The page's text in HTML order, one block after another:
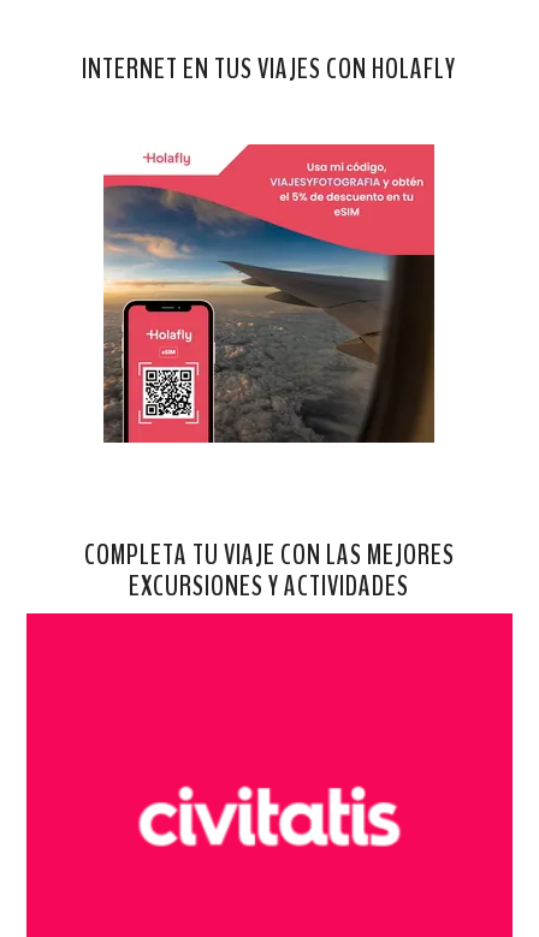
INTERNET EN TUS VIAJES CON HOLAFLY
COMPLETA TU VIAJE CON LAS MEJORES
EXCURSIONES Y ACTIVIDADES